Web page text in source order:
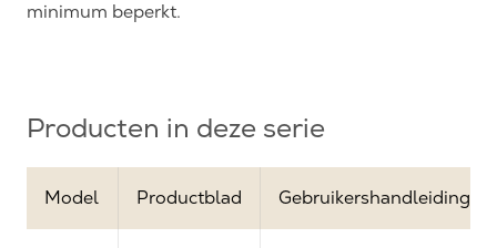
minimum beperkt.
Producten in deze serie
Model Productblad Gebruikershandleiding